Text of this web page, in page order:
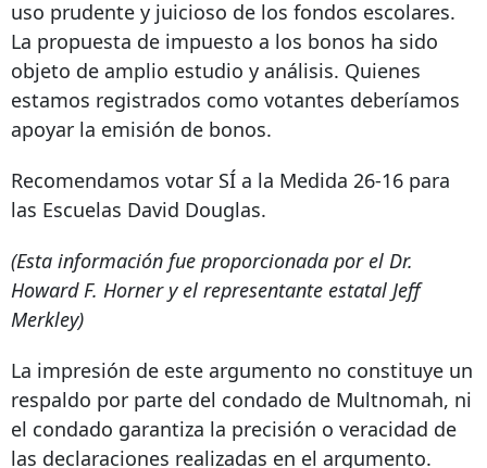
uso prudente y juicioso de los fondos escolares.
La propuesta de impuesto a los bonos ha sido
objeto de amplio estudio y análisis. Quienes
estamos registrados como votantes deberíamos
apoyar la emisión de bonos.
Recomendamos votar SÍ a la Medida 26-16 para
las Escuelas David Douglas.
(Esta información fue proporcionada por el Dr.
Howard F. Horner y el representante estatal Jeff
Merkley)
La impresión de este argumento no constituye un
respaldo por parte del condado de Multnomah, ni
el condado garantiza la precisión o veracidad de
las declaraciones realizadas en el argumento.